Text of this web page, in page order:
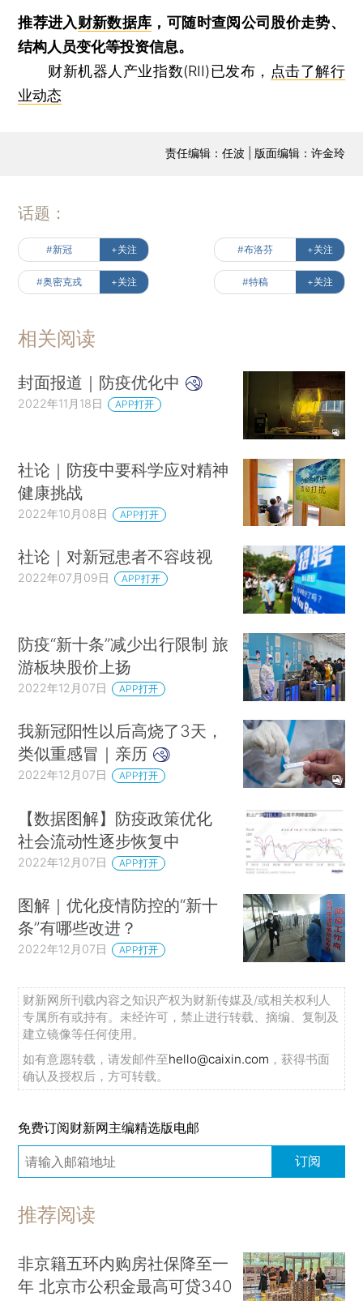
推荐进入财新数据库 ，可随时查阅公司股价走势、
结构人员变化等投资信息。
财新机器人产业指数(RII)已发布， 点击了解行
业动态
责任编辑：任波 | 版面编辑：许金玲
话题：
#新冠 +关注 #布洛芬 +关注
#奥密克戎 +关注 #特稿 +关注
相关阅读
封面报道｜防疫优化中
2022年11月18日 APP打开
社论｜防疫中要科学应对精神
健康挑战
2022年10月08日 APP打开
社论｜对新冠患者不容歧视
2022年07月09日 APP打开
防疫“新十条”减少出行限制 旅
游板块股价上扬
2022年12月07日 APP打开
我新冠阳性以后高烧了3天，
类似重感冒｜亲历
2022年12月07日 APP打开
【数据图解】防疫政策优化
社会流动性逐步恢复中
2022年12月07日 APP打开
图解｜优化疫情防控的“新十
条”有哪些改进？
2022年12月07日 APP打开
财新网所刊载内容之知识产权为财新传媒及/或相关权利人
专属所有或持有。未经许可，禁止进行转载、摘编、复制及
建立镜像等任何使用。
如有意愿转载，请发邮件至hello@caixin.com ，获得书面
确认及授权后，方可转载。
免费订阅财新网主编精选版电邮
订阅
推荐阅读
非京籍五环内购房社保降至一
年 北京市公积金最高可贷340